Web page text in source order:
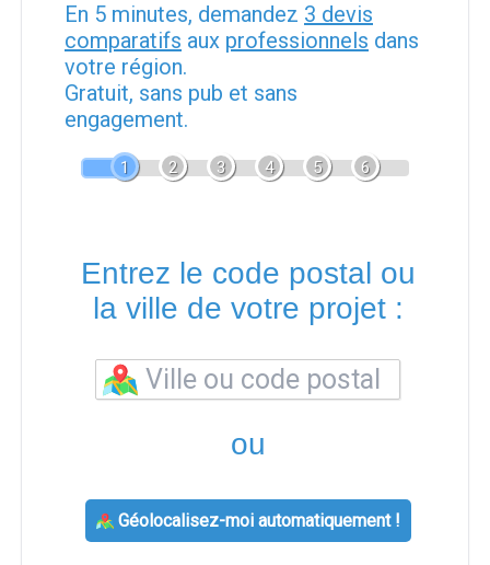
En 5 minutes, demandez 3 devis
comparatifs aux professionnels dans
votre région.
Gratuit, sans pub et sans
engagement.
1 2 3 4 5 6
Entrez le code postal ou
la ville de votre projet :
ou
Géolocalisez-moi automatiquement !